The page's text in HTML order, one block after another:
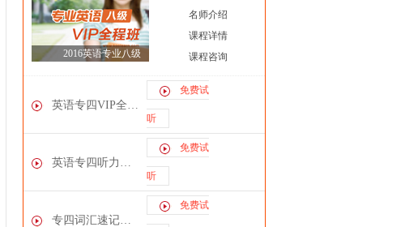
2016英语专业八级
名师介绍
课程详情
课程咨询
英语专四VIP全程班
免费试
听
英语专四听力特训班
免费试
听
专四词汇速记曲根主讲
免费试